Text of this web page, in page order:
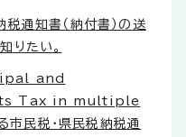
通知書（納付書）の送
りたい。
and
Tax in multiple
民税・県民税納税通